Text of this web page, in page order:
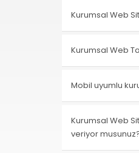
Kurumsal Web
Kurumsal Web
Mobil uyumlu
Kurumsal Web
veriyor